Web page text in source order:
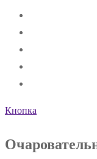
Кнопка